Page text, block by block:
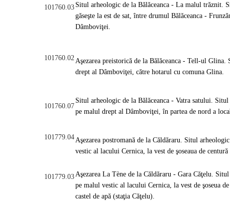
101760.03 Situl arheologic de la Bălăceanca - La malul trăznit.
găseşte la est de sat, între drumul Bălăceanca -
Dâmboviţei.
101760.02 Aşezarea preistorică de la Bălăceanca - Tell-ul Glina.
drept al Dâmboviţei, către hotarul cu comuna Glina.
101760.07
Situl arheologic de la Bălăceanca - Vatra satului. Situl
pe malul drept al Dâmboviţei, în partea de nord a
101779.04 Aşezarea postromană de la Căldăraru. Situl arheologic
vestic al lacului Cernica, la vest de şoseaua de
101779.03 Aşezarea La Tène de la Căldăraru - Gara Căţelu. Situl
pe malul vestic al lacului Cernica, la vest de şoseua
castel de apă (staţia Căţelu).